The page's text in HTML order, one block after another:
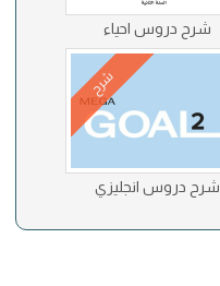
شرح دروس احياء
شرح
شرح دروس انجليزي